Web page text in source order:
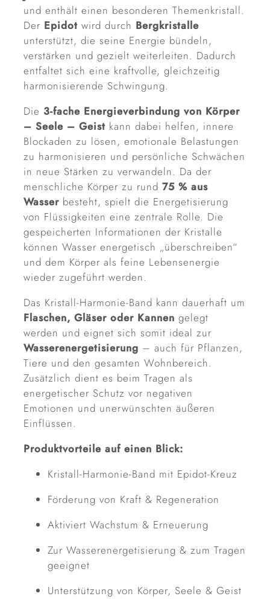
und enthält einen besonderen Themenkristall.
Der Epidot wird durch Bergkristalle
unterstützt, die seine Energie bündeln,
verstärken und gezielt weiterleiten. Dadurch
entfaltet sich eine kraftvolle, gleichzeitig
harmonisierende Schwingung.
Die 3-fache Energieverbindung von Körper
– Seele – Geist kann dabei helfen, innere
Blockaden zu lösen, emotionale Belastungen
zu harmonisieren und persönliche Schwächen
in neue Stärken zu verwandeln. Da der
menschliche Körper zu rund75 % aus
Wasser besteht, spielt die Energetisierung
von Flüssigkeiten eine zentrale Rolle. Die
gespeicherten Informationen der Kristalle
können Wasser energetisch „überschreiben“
und dem Körper als feine Lebensenergie
wieder zugeführt werden.
Das Kristall-Harmonie-Band kann dauerhaft um
Flaschen, Gläser oder Kannen gelegt
werden und eignet sich somit ideal zur
Wasserenergetisierung – auch für Pflanzen,
Tiere und den gesamten Wohnbereich.
Zusätzlich dient es beim Tragen als
energetischer Schutz vor negativen
Emotionen und unerwünschten äußeren
Einflüssen.
Produktvorteile auf einen Blick:
Kristall-Harmonie-Band mit Epidot-Kreuz
Förderung von Kraft & Regeneration
Aktiviert Wachstum & Erneuerung
Zur Wasserenergetisierung & zum Tragen
geeignet
Unterstützung von Körper, Seele & Geist